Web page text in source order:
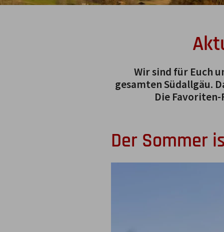
Wir sind für Euch
gesamten Südallgäu.
Die
Der Sommer